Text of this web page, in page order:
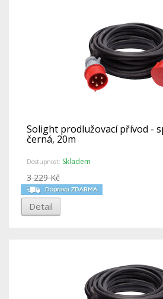
Solight prodlužovací přívod -
černá, 20m
Dostupnost: Skladem
3 229 Kč
Detail